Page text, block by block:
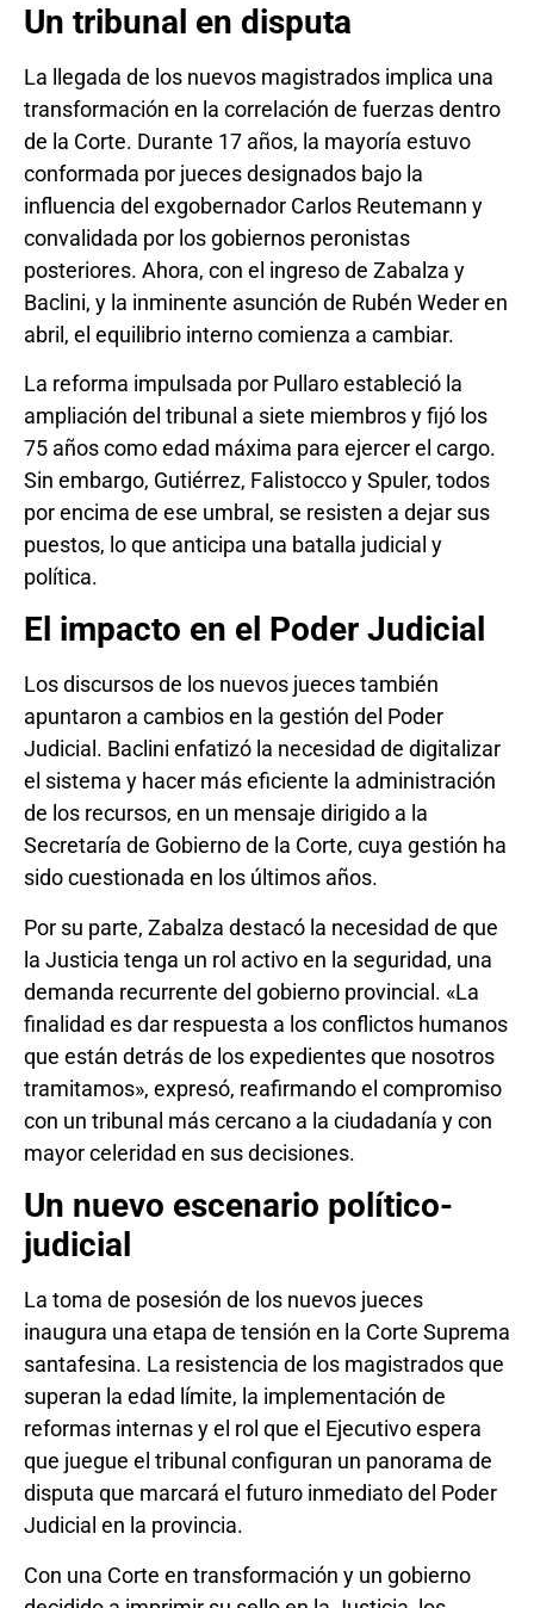
Un tribunal en disputa
La llegada de los nuevos magistrados implica una
transformación en la correlación de fuerzas dentro
de la Corte. Durante 17 años, la mayoría estuvo
conformada por jueces designados bajo la
influencia del exgobernador Carlos Reutemann y
convalidada por los gobiernos peronistas
posteriores. Ahora, con el ingreso de Zabalza y
Baclini, y la inminente asunción de Rubén Weder en
abril, el equilibrio interno comienza a cambiar.
La reforma impulsada por Pullaro estableció la
ampliación del tribunal a siete miembros y fijó los
75 años como edad máxima para ejercer el cargo.
Sin embargo, Gutiérrez, Falistocco y Spuler, todos
por encima de ese umbral, se resisten a dejar sus
puestos, lo que anticipa una batalla judicial y
política.
El impacto en el Poder Judicial
Los discursos de los nuevos jueces también
apuntaron a cambios en la gestión del Poder
Judicial. Baclini enfatizó la necesidad de digitalizar
el sistema y hacer más eficiente la administración
de los recursos, en un mensaje dirigido a la
Secretaría de Gobierno de la Corte, cuya gestión ha
sido cuestionada en los últimos años.
Por su parte, Zabalza destacó la necesidad de que
la Justicia tenga un rol activo en la seguridad, una
demanda recurrente del gobierno provincial. «La
finalidad es dar respuesta a los conflictos humanos
que están detrás de los expedientes que nosotros
tramitamos», expresó, reafirmando el compromiso
con un tribunal más cercano a la ciudadanía y con
mayor celeridad en sus decisiones.
Un nuevo escenario político-
judicial
La toma de posesión de los nuevos jueces
inaugura una etapa de tensión en la Corte Suprema
santafesina. La resistencia de los magistrados que
superan la edad límite, la implementación de
reformas internas y el rol que el Ejecutivo espera
que juegue el tribunal configuran un panorama de
disputa que marcará el futuro inmediato del Poder
Judicial en la provincia.
Con una Corte en transformación y un gobierno